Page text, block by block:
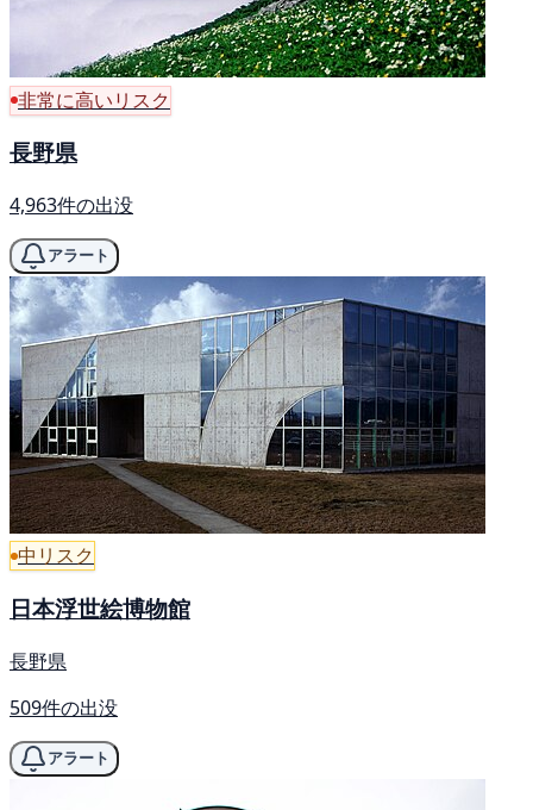
非常に高いリスク
長野県
4,963件の出没
アラート
中リスク
日本浮世絵博物館
長野県
509件の出没
アラート